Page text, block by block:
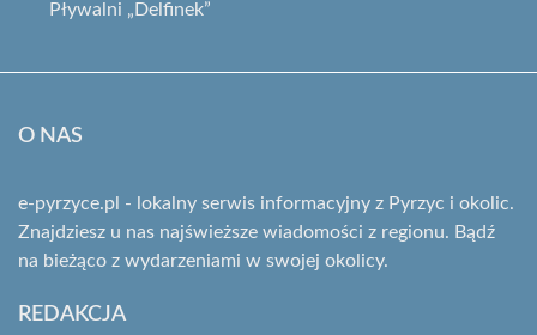
Pływalni „Delfinek”
O NAS
e-pyrzyce.pl - lokalny serwis informacyjny z Pyrzyc i okolic.
Znajdziesz u nas najświeższe wiadomości z regionu. Bądź
na bieżąco z wydarzeniami w swojej okolicy.
REDAKCJA